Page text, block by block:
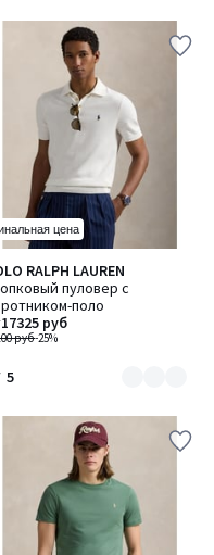
цена
RALPH LAUREN
пуловер с
поло
руб-25%
17325 руб
5